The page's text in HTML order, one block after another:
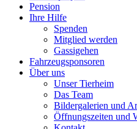
Pension
Ihre Hilfe
Spenden
Mitglied werden
Gassigehen
Fahrzeugsponsoren
Über uns
Unser Tierheim
Das Team
Bildergalerien und
Öffnungszeiten und